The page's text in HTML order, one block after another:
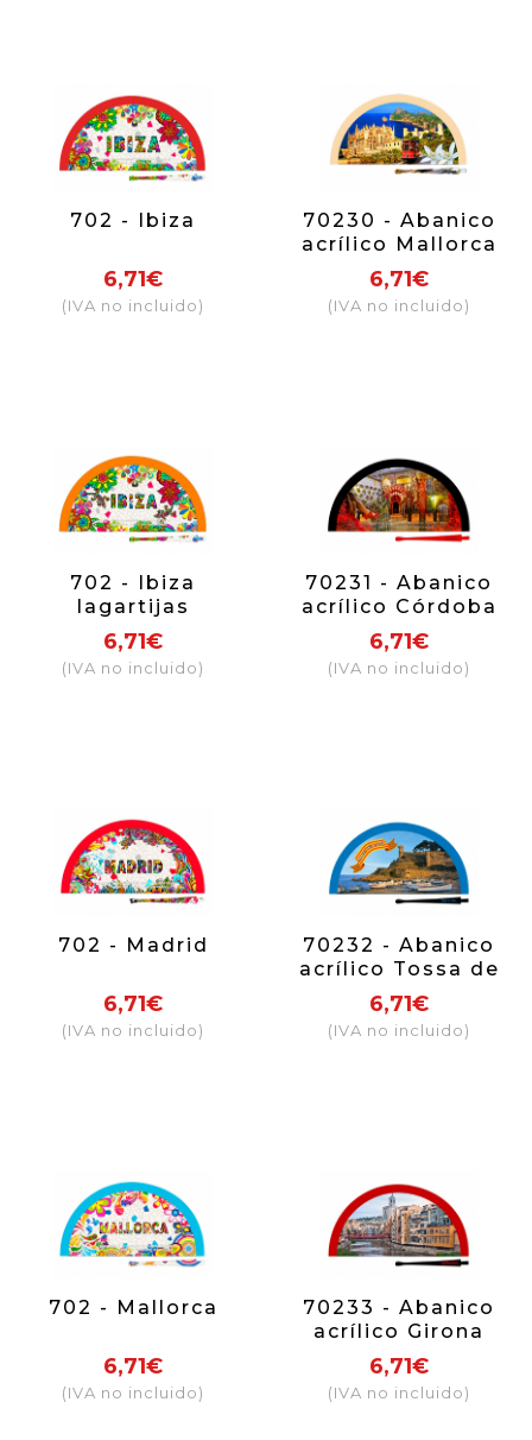
702 - Ibiza
6,71€
(IVA no incluido)
70230 - Abanico
acrílico Mallorca
tren
6,71€
(IVA no incluido)
702 - Ibiza
lagartijas
6,71€
(IVA no incluido)
70231 - Abanico
acrílico Córdoba
6,71€
(IVA no incluido)
702 - Madrid
6,71€
(IVA no incluido)
70232 - Abanico
acrílico Tossa de
Mar
6,71€
(IVA no incluido)
702 - Mallorca
6,71€
(IVA no incluido)
70233 - Abanico
acrílico Girona
6,71€
(IVA no incluido)